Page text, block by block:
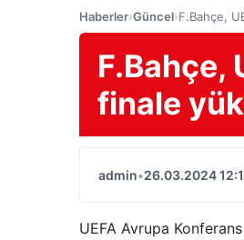
Haberler›Güncel›F.Bahçe,
F.Bahçe,
finale
admin•26.03.2024
UEFA Avrupa